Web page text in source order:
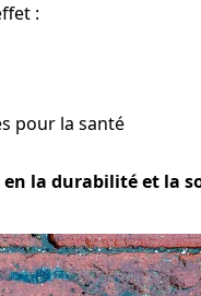
:
pour la santé
la durabilité et la